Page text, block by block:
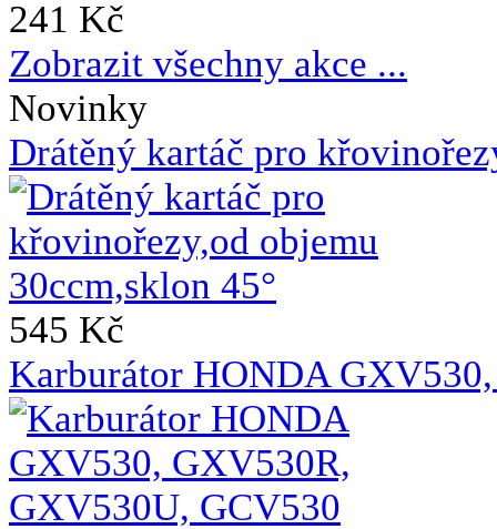
241 Kč
Zobrazit všechny akce ...
Novinky
Drátěný kartáč pro
545 Kč
Karburátor HONDA